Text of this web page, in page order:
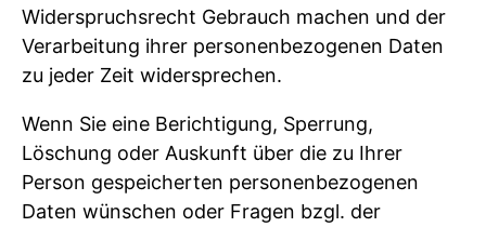
Widerspruchsrecht Gebrauch machen und der
Verarbeitung ihrer personenbezogenen Daten
zu jeder Zeit widersprechen.
Wenn Sie eine Berichtigung, Sperrung,
Löschung oder Auskunft über die zu Ihrer
Person gespeicherten personenbezogenen
Daten wünschen oder Fragen bzgl. der